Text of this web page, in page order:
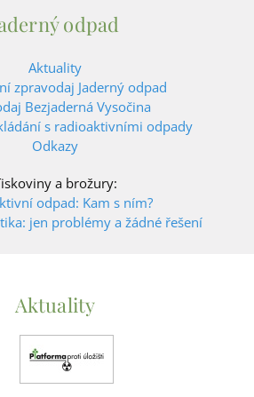
odpad
Aktuality
zpravodaj Jaderný odpad
Bezjaderná Vysočina
s radioaktivními odpady
Odkazy
a brožury:
odpad: Kam s ním?
jen problémy a žádné řešení
Aktuality